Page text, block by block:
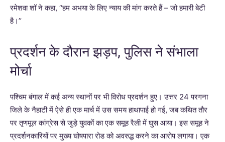
रमेशवा शॉ ने कहा, ‘‘हम अभया के लिए न्याय की मांग करते हैं – जो हमारी बेटी
है।’’
प्रदर्शन के दौरान झड़प, पुलिस ने संभाला
मोर्चा
पश्चिम बंगाल में कई अन्य स्थानों पर भी विरोध प्रदर्शन हुए। उत्तर 24 परगना
जिले के नैहाटी में ऐसे ही एक मार्च में उस समय हाथापाई हो गई, जब कथित तौर
पर तृणमूल कांग्रेस से जुड़े युवकों का एक समूह रैली में घुस आया। इस समूह ने
प्रदर्शनकारियों पर मुख्य घोषपारा रोड को अवरुद्ध करने का आरोप लगाया। एक